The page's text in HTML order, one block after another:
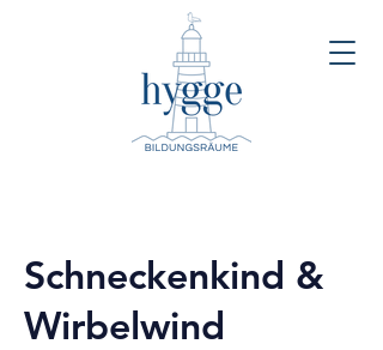
Schneckenkind &
Wirbelwind